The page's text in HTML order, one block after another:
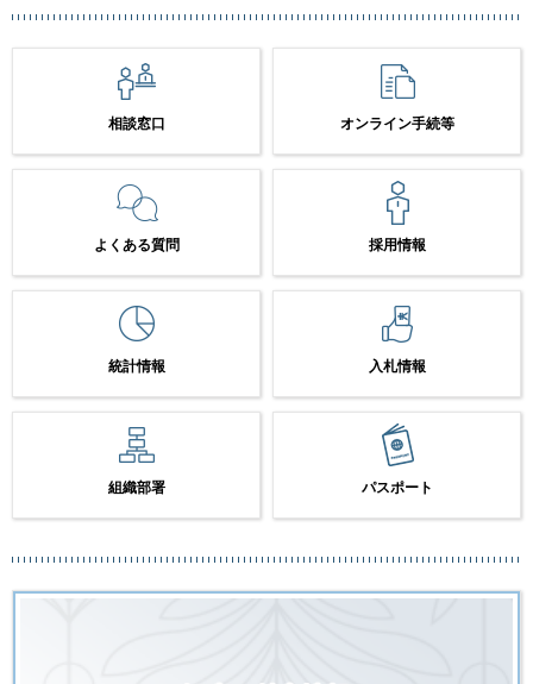
相談窓口 オンライン手続等
よくある質問 採用情報
統計情報 入札情報
組織部署 パスポート